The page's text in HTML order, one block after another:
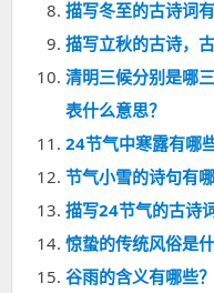
描写冬至的古诗词
描写立秋的古诗，
清明三候分别是哪
表什么意思？
24节气中寒露有哪
节气小雪的诗句有
描写24节气的古诗
惊蛰的传统风俗是
谷雨的含义有哪些